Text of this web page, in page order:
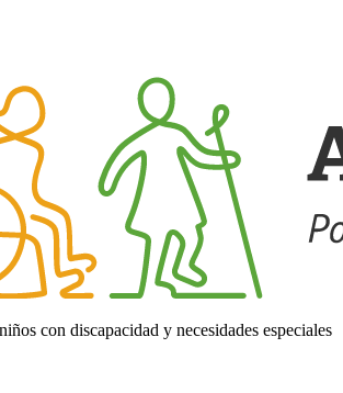
con discapacidad y necesidades especiales